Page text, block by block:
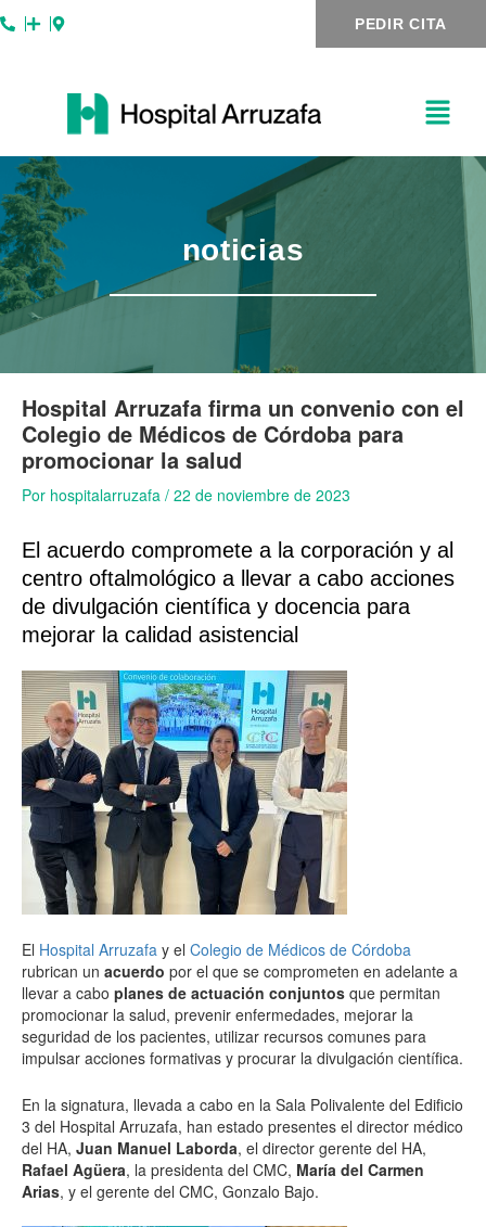
al
PEDIR CITA
noticias
Hospital Arruzafa firma un convenio con el
Colegio de Médicos de Córdoba para
promocionar la salud
Por hospitalarruzafa / 22 de noviembre de 2023
El acuerdo compromete a la corporación y al
centro oftalmológico a llevar a cabo acciones
de divulgación científica y docencia para
mejorar la calidad asistencial
El Hospital Arruzafa y el Colegio de Médicos de Córdoba
rubrican un acuerdo por el que se comprometen en adelante a
llevar a cabo planes de actuación conjuntos que permitan
promocionar la salud, prevenir enfermedades, mejorar la
seguridad de los pacientes, utilizar recursos comunes para
impulsar acciones formativas y procurar la divulgación científica.
En la signatura, llevada a cabo en la Sala Polivalente del Edificio
3 del Hospital Arruzafa, han estado presentes el director médico
del HA, Juan Manuel Laborda, el director gerente del HA,
Rafael Agüera, la presidenta del CMC, María del Carmen
Arias, y el gerente del CMC, Gonzalo Bajo.
de